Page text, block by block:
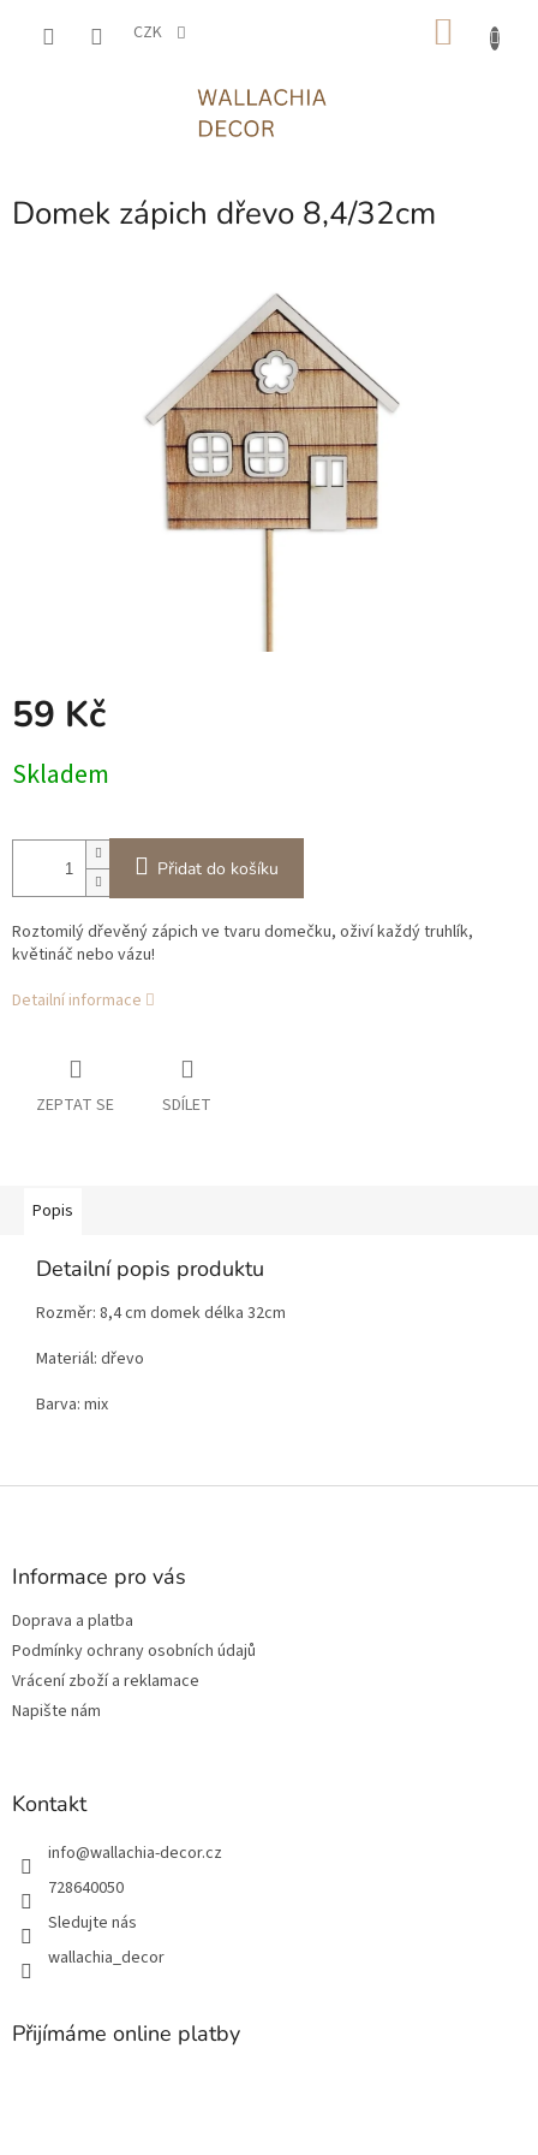
CZK
Domek zápich dřevo 8,4/32cm
59 Kč
cena:
Skladem
Přidat do košíku
Roztomilý dřevěný zápich ve tvaru domečku, oživí každý truhlík,
květináč nebo vázu!
Detailní informace
ZEPTAT SE SDÍLET
Popis
Detailní popis produktu
Rozměr: 8,4 cm domek délka 32cm
Materiál: dřevo
Barva: mix
Z
Informace pro vás
Doprava a platba
Podmínky ochrany osobních údajů
Vrácení zboží a reklamace
Napište nám
Kontakt
info@wallachia-decor.cz
728640050
Sledujte nás
wallachia_decor
Přijímáme online platby